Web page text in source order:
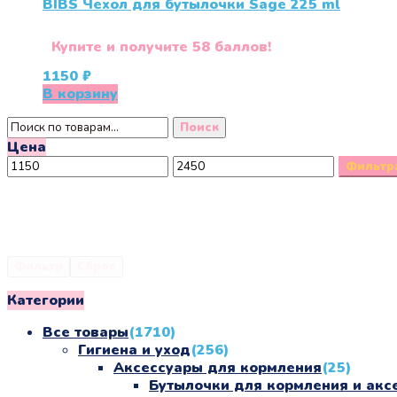
BIBS Чехол для бутылочки Sage 225 ml
Купите и получите 58 баллов!
1150 ₽
В корзину
Искать:
Поиск
Цена
Минимальная
цена
Максимальная
цена
Категории
Все товары(1710)
Гигиена и уход(256)
Аксессуары для кормления(25)
Бутылочки для кормления и